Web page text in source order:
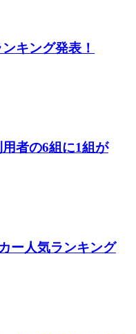
キング発表！
者の6組に1組が
ー人気ランキング